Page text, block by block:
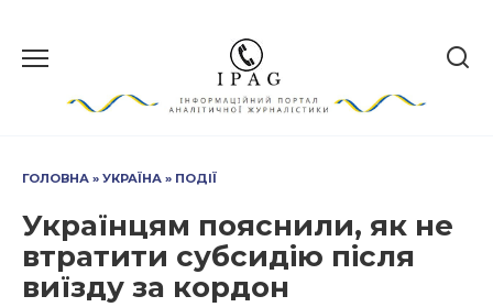
вмісту
ГОЛОВНА » УКРАЇНА » ПОДІЇ
Українцям пояснили, як не
втратити субсидію після
виїзду за кордон